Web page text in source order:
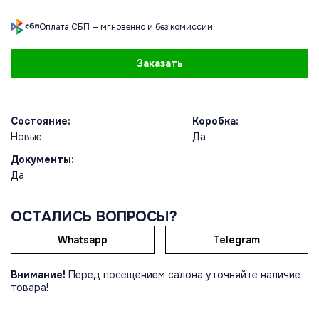
Оплата СБП — мгновенно и без комиссии
Заказать
Состояние:
Новые
Коробка:
Да
Документы:
Да
ОСТАЛИСЬ ВОПРОСЫ?
Whatsapp Telegram
Внимание! Перед посещением салона уточняйте наличие
товара!